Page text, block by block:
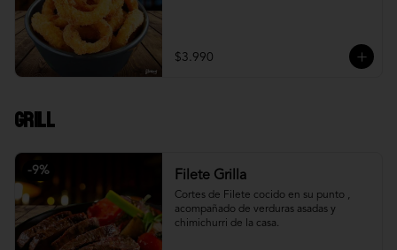
$3.990
Grill
-9% Filete Grilla
Cortes de Filete cocido en su punto ,
acompañado de verduras asadas y
chimichurri de la casa.